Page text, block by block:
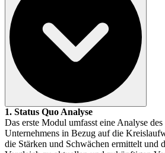
1. Status Quo Analyse
Das erste Modul umfasst eine Analyse
Unternehmens in Bezug auf die
die Stärken und Schwächen ermittelt und